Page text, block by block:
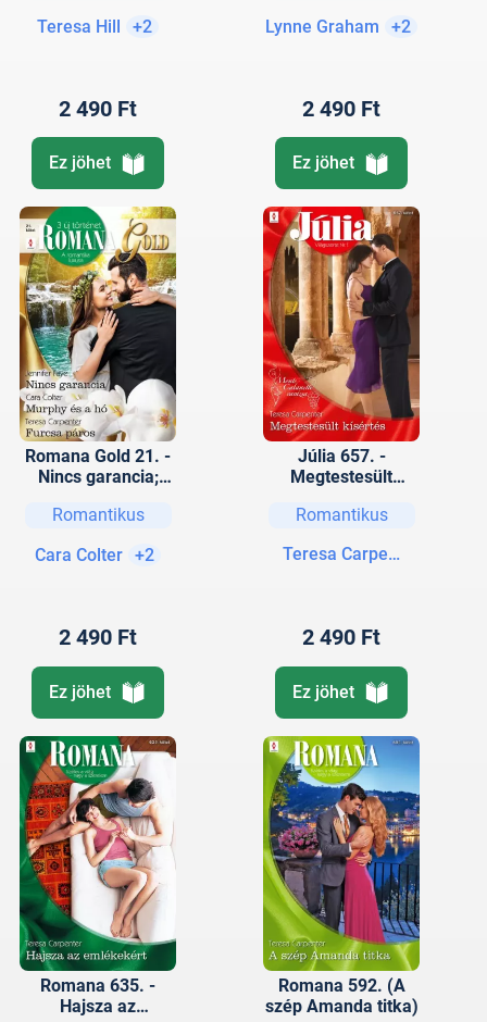
Teresa Hill
+2
2 490 Ft
Ez jöhet
személyre
Lynne Graham
+2
2 490 Ft
Ez jöhet
Romana Gold 21. -
Nincs garancia;
Furcsa páros
Romantikus
Cara Colter +2
2 490 Ft
Ez jöhet
Júlia 657. -
Megtestesült
Calanetti varázsa
Romantikus
Teresa Carpenter
2 490 Ft
Ez jöhet
Romana 635. -
Hajsza az
Romana 592. (A
szép Amanda titka)